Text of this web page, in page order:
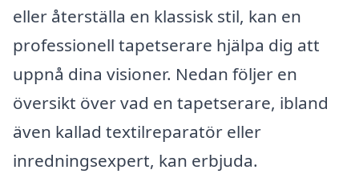
eller återställa en klassisk stil, kan en
professionell tapetserare hjälpa dig att
uppnå dina visioner. Nedan följer en
översikt över vad en tapetserare, ibland
även kallad textilreparatör eller
inredningsexpert, kan erbjuda.